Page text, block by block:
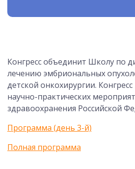
Конгресс объединит Школу по
лечению эмбриональных
детской онкохирургии.
научно-практических
здравоохранения Российской
Программа (день 3-й)
Полная программа